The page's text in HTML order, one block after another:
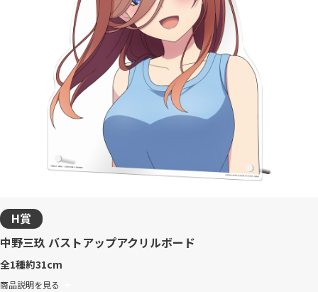
H賞
中野三玖 バストアップアクリルボード
全1種約31cm
商品説明を見る